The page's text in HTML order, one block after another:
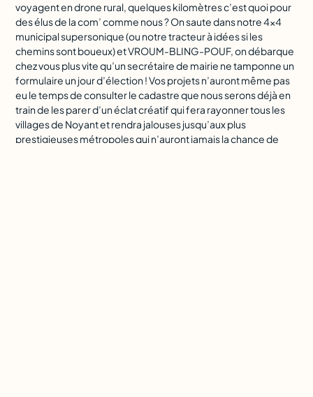
voyagent en drone rural, quelques kilomètres c’est quoi pour
des élus de la com’ comme nous ? On saute dans notre 4×4
municipal supersonique (ou notre tracteur à idées si les
chemins sont boueux) et VROUM-BLING-POUF, on débarque
chez vous plus vite qu’un secrétaire de mairie ne tamponne un
formulaire un jour d’élection ! Vos projets n’auront même pas
eu le temps de consulter le cadastre que nous serons déjà en
train de les parer d’un éclat créatif qui fera rayonner tous les
villages de Noyant et rendra jalouses jusqu’aux plus
prestigieuses métropoles qui n’auront jamais la chance de